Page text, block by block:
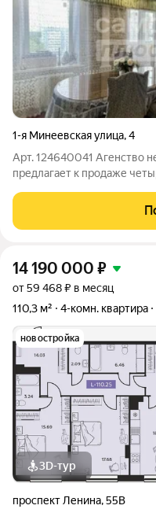
1-я Минеевская улица,4
Арт. 124640041 Агенство
предлагает к продаже
этажном кирпичном доме
светлая и теплая, год
14 190 000 ₽
от 59 468 ₽ в месяц
110,3 м²
4-комн. квартира
новостройка
3D-тур
проспект Ленина,55В